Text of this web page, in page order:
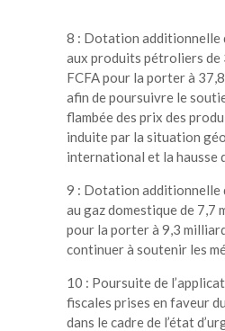
8 : Dotation additionnelle
aux produits pétroliers de
FCFA pour la porter à
afin de poursuivre le
flambée des prix des
induite par la situation
international et la hausse
9 : Dotation additionnelle
au gaz domestique de 7,7
pour la porter à 9,3
continuer à soutenir les
10 : Poursuite de
fiscales prises en faveur
dans le cadre de l’état